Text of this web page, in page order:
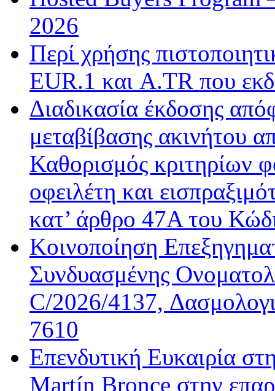
2026
Περί χρήσης
EUR.1 και A.TR που
Διαδικασία έκδοσης
μεταβίβασης ακινήτου
Καθορισμός κριτηρίων
οφειλέτη και
κατ’ άρθρο 47Α του
Κοινοποίηση
Συνδυασμένης
C/2026/4137,
7610
Επενδυτική Ευκαιρία
Martín Bronce στην